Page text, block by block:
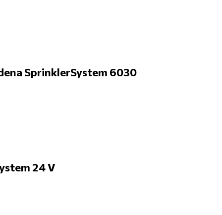
SprinklerSystem 6030
24 V